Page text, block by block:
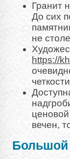
Гранит
До сих
не
https://
вечен,